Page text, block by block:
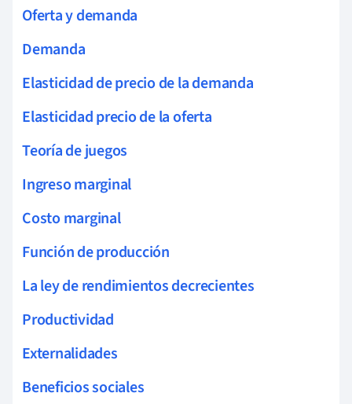
Oferta y demanda
Demanda
Elasticidad de precio de la demanda
Elasticidad precio de la oferta
Teoría de juegos
Ingreso marginal
Costo marginal
Función de producción
La ley de rendimientos decrecientes
Productividad
Externalidades
Beneficios sociales